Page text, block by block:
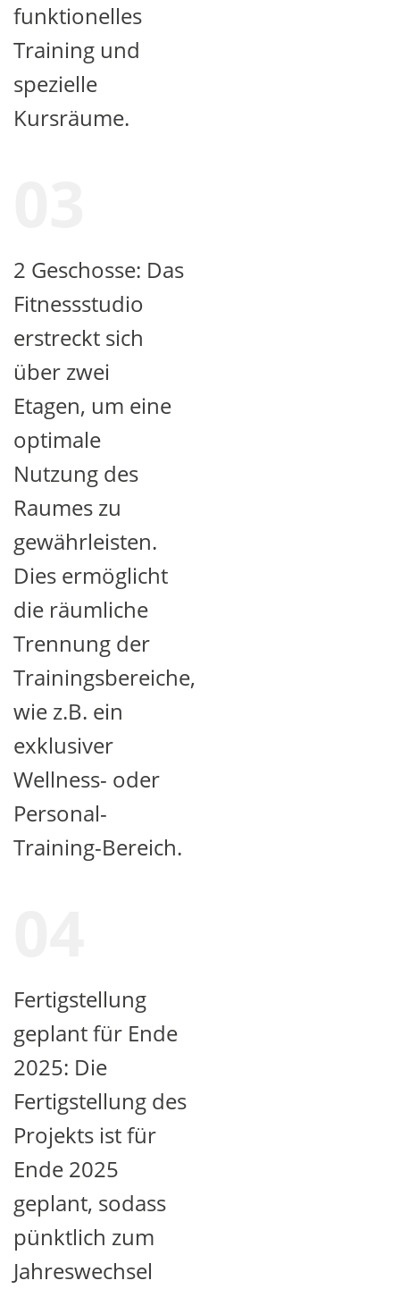
funktionelles
Training und
spezielle
Kursräume.
2 Geschosse: Das
Fitnessstudio
erstreckt sich
über zwei
Etagen, um eine
optimale
Nutzung des
Raumes zu
gewährleisten.
Dies ermöglicht
die räumliche
Trennung der
Trainingsbereiche,
wie z.B. ein
exklusiver
Wellness- oder
Personal-
Training-Bereich.
Fertigstellung
geplant für Ende
2025: Die
Fertigstellung des
Projekts ist für
Ende 2025
geplant, sodass
pünktlich zum
Jahreswechsel